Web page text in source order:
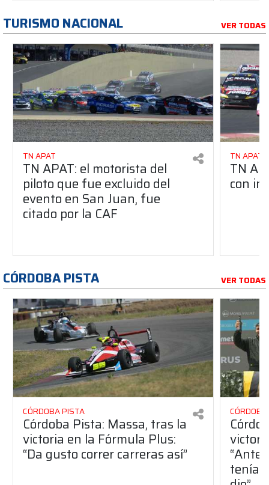
TURISMO NACIONAL VER TODAS
TN APAT
TN APAT: el motorista del
piloto que fue excluido del
evento en San Juan, fue
citado por la CAF
TN APAT
TN
con
CÓRDOBA PISTA VER TODAS
CÓRDOBA PISTA
Córdoba Pista: Massa, tras la
victoria en la Fórmula Plus:
“Da gusto correr carreras así”